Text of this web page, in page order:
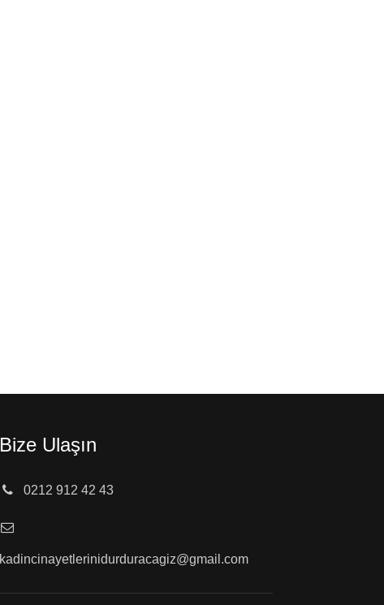
Bize Ulaşın
0212 912 42 43
kadincinayetlerinidurduracagiz@gmail.com